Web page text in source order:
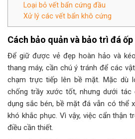
Loại bỏ vết bẩn cứng đầu
Xử lý các vết bẩn khô cứng
Cách bảo quản và bảo trì đá
Để giữ được vẻ đẹp hoàn hảo và
thang máy, cần chú ý tránh để các
chạm trực tiếp lên bề mặt. Mặc dù
chống trầy xước tốt, nhưng dưới tác
dụng sắc bén, bề mặt đá vẫn có thể
khó khắc phục. Vì vậy, việc cẩn thận
điều cần thiết.